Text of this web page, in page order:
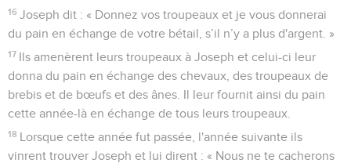
16 Joseph dit : « Donnez vos troupeaux et je vous donnerai
du pain en échange de votre bétail, s’il n’y a plus d'argent. »
17 Ils amenèrent leurs troupeaux à Joseph et celui-ci leur
donna du pain en échange des chevaux, des troupeaux de
brebis et de bœufs et des ânes. Il leur fournit ainsi du pain
cette année-là en échange de tous leurs troupeaux.
18 Lorsque cette année fut passée, l'année suivante ils
vinrent trouver Joseph et lui dirent : « Nous ne te cacherons